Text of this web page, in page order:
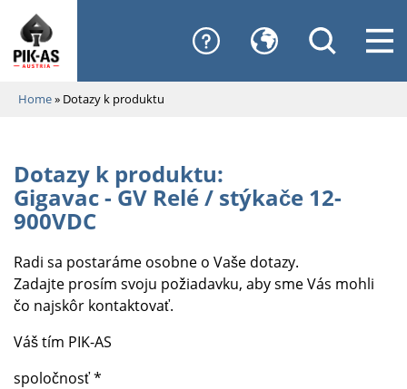
Home» Dotazy k produktu
Dotazy k produktu:
Gigavac - GV Relé / stýkače 12-
900VDC
Radi sa postaráme osobne o Vaše dotazy.
Zadajte prosím svoju požiadavku, aby sme Vás mohli
čo najskôr kontaktovať.
Váš tím PIK-AS
spoločnosť *